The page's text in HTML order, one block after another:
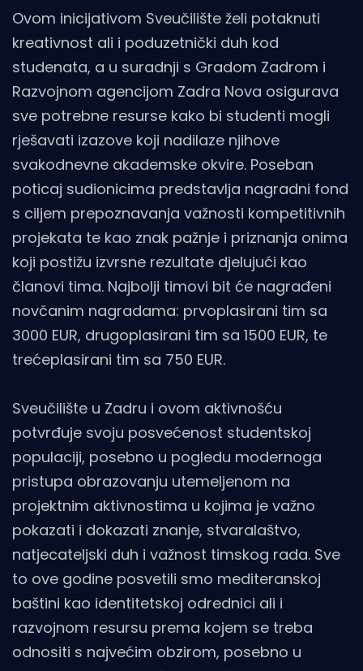
Ovom inicijativom Sveučilište želi potaknuti
kreativnost ali i poduzetnički duh kod
studenata, a u suradnji s Gradom Zadrom i
Razvojnom agencijom Zadra Nova osigurava
sve potrebne resurse kako bi studenti mogli
rješavati izazove koji nadilaze njihove
svakodnevne akademske okvire. Poseban
poticaj sudionicima predstavlja nagradni fond
s ciljem prepoznavanja važnosti kompetitivnih
projekata te kao znak pažnje i priznanja onima
koji postižu izvrsne rezultate djelujući kao
članovi tima. Najbolji timovi bit će nagrađeni
novčanim nagradama: prvoplasirani tim sa
3000 EUR, drugoplasirani tim sa 1500 EUR, te
trećeplasirani tim sa 750 EUR.
Sveučilište u Zadru i ovom aktivnošću
potvrđuje svoju posvećenost studentskoj
populaciji, posebno u pogledu modernoga
pristupa obrazovanju utemeljenom na
projektnim aktivnostima u kojima je važno
pokazati i dokazati znanje, stvaralaštvo,
natjecateljski duh i važnost timskog rada. Sve
to ove godine posvetili smo mediteranskoj
baštini kao identitetskoj odrednici ali i
razvojnom resursu prema kojem se treba
odnositi s najvećim obzirom, posebno u